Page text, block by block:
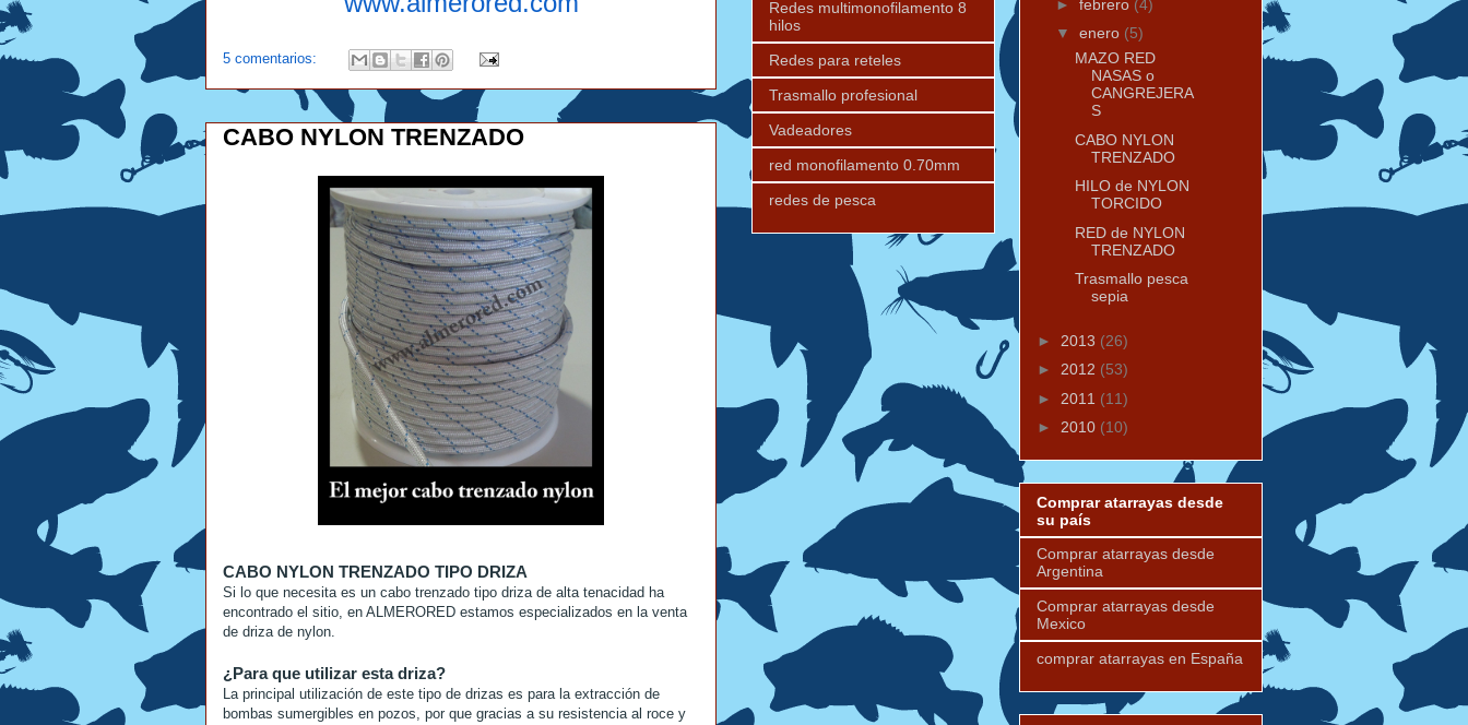
5 comentarios:
CABO NYLON TRENZADO
CABO NYLON TRENZADO TIPO DRIZA
Si lo que necesita es un cabo trenzado tipo driza de alta tenacidad ha
encontrado el sitio, en ALMERORED estamos especializados en la venta
de driza de nylon.
¿Para que utilizar esta driza?
La principal utilización de este tipo de drizas es para la extracción de
bombas sumergibles en pozos, por que gracias a su resistencia al roce y
Redes multimonofilamento 8
hilos
Redes para reteles
Trasmallo profesional
Vadeadores
red monofilamento 0.70mm
redes de pesca
► febrero (4)
▼ enero (5)
MAZO RED
NASAS o
CANGREJERA
S
CABO NYLON
TRENZADO
HILO de NYLON
TORCIDO
RED de NYLON
TRENZADO
Trasmallo pesca
sepia
► 2013 (26)
► 2012 (53)
► 2011 (11)
► 2010 (10)
Comprar atarrayas desde
su país
Comprar atarrayas desde
Argentina
Comprar atarrayas desde
Mexico
comprar atarrayas en España